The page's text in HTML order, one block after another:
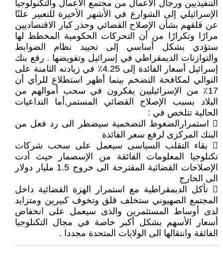
التنفيذيين ورجال الأعمال من مجتمع الأعمال والتكنولوجيا
الإسرائيلي إلى الشوارع في الأشهر الأخيرة للتعبير علنًا
عن قلقهم بشأن الإصلاح القضائي وحذر كبار الاقتصاديين
مرارًا وتكرارًا من أن التحركات الحكومية المخطط لها
ستؤدي بشكل أساسي إلى تحييد نظام الضوابط
والتوازنات الديمقراطي في إسرائيل وتقويضها . رفع بنك
إسرائيل أسعار الفائدة إلى 4.25٪ في زيادته الثامنة على
التوالي لمكافحة التضخم بينما أظهر استطلاع للرأي أن
17٪ من الإسرائيليين يفكرون في سحب أموالهم من
البلاد بسبب الإصلاح القضائي المستمر,أما التداعيات
الحالية تتلخص في :
 استمرارالضغوط التضخمية سيضطر الى رد فعل من
البنك المركزى لرفع سعر الفائدة
 بقاء التقلب السياسى سيعمل على سحب شركات
تكنلوجيا المعلومات الفائقة من الإسصمار حيث أدت
الإصلاحات القضائية المقترحة الى خروج 1.5 مليار دولار
الى الخارج
 تأكل الديمقراطية مع استمرار الهزة القضائية داخل
المجتمع الصهيوني ستخلف قلق وتخوف كبيرين ومتزايد
لدى أوساط المستثمرين والذى سيعمل على انخفاض
أسعار الأسهم بشكل أكبر خاصة في مجال التكنلوجيا
الفائقة وانتقالها الى الولايات المتحدة مجددا .